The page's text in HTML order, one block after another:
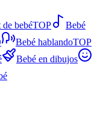
de bebéTOP
Bebé
Bebé hablandoTOP
Bebé en dibujos